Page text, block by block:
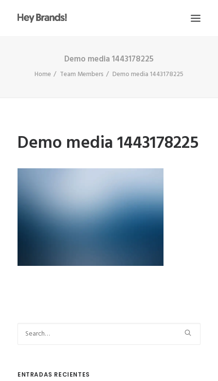
CONÓCENOS
ESCRÍBENOS
Demo media 1443178225
Home Team Members Demo media 1443178225
Demo media 1443178225
ENTRADAS RECIENTES